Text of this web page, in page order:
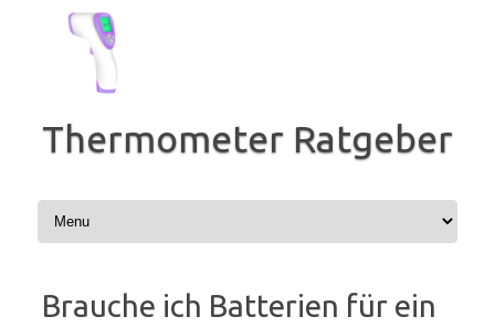
springen
Thermometer Ratgeber
Brauche ich Batterien für ein